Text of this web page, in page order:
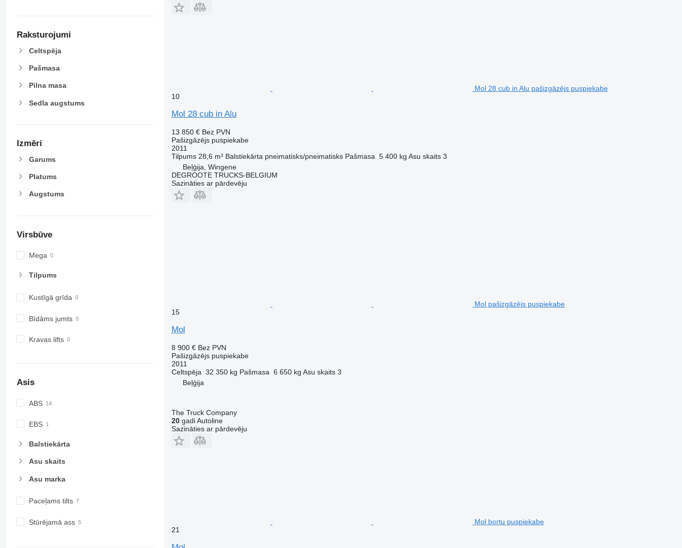
Raksturojumi
Celtspēja
Pašmasa
Pilna masa
Sedla augstums
Izmēri
Garums
Platums
Augstums
Virsbūve
Mega
Tilpums
Kustīgā grīda
Bīdāms jumts
Kravas lifts
Asis
ABS
EBS
Balstiekārta
Asu skaits
Asu marka
Paceļams tilts
Stūrējamā ass
Mol 28 cub in Alu pašizgāzējs puspiekabe
10
Mol 28 cub in Alu
13 850 € Bez PVN
Pašizgāzējs puspiekabe
2011
Tilpums 28,6 m³ Balstiekārta pneimatisks/pneimatisks Pašmasa 5 400 kg Asu skaits 3
Beļģija, Wingene
DEGROOTE TRUCKS-BELGIUM
Sazināties ar pārdevēju
Mol pašizgāzējs puspiekabe
15
Mol
8 900 € Bez PVN
Pašizgāzējs puspiekabe
2011
Celtspēja 32 350 kg Pašmasa 6 650 kg Asu skaits 3
Beļģija
The Truck Company
20gadi Autoline
Sazināties ar pārdevēju
Mol bortu puspiekabe
21